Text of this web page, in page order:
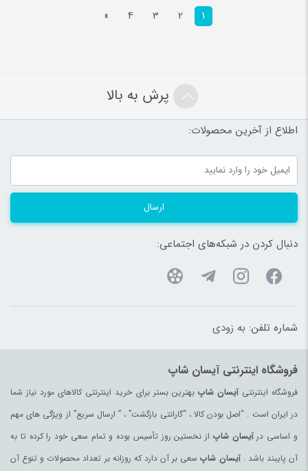
1
2
3
4
»
پرش به بالا
اطلاع از آخرین محصولات:
ارسال
دنبال کردن در شبکه‌های اجتماعی:
شماره تلفن: به زودی
فروشگاه اینترنتی آیسان شاپ
فروشگاه اینترنتیآیسان شاپبهترین بستر برای خرید اینترنتی کالاهای مورد نیاز شما
در ایران است . “اصل بودن کالا ، “گارانتی بازگشت” ، ” ارسال سریع” از ویژگی های مهم
و اساسی درآیسان شاپ از نخستین روز تأسیس بوده و تمام سعی خود را کرده تا به
آن پایبند باشد .آیسان شاپ سعی بر آن دارد که روزانه بر تعداد محصولات و تنوع آن